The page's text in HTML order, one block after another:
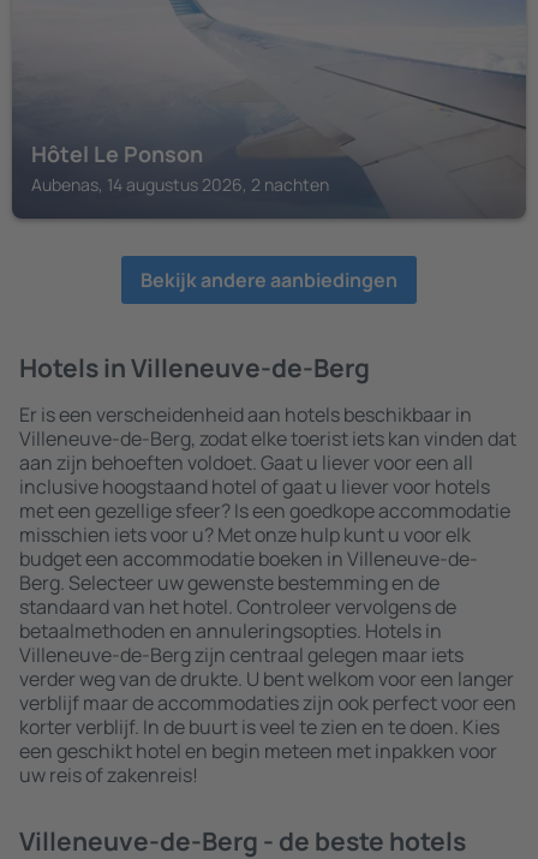
Hôtel Le Ponson
Aubenas, 14 augustus 2026, 2 nachten
Bekijk andere aanbiedingen
Hotels in Villeneuve-de-Berg
Er is een verscheidenheid aan hotels beschikbaar in
Villeneuve-de-Berg, zodat elke toerist iets kan vinden dat
aan zijn behoeften voldoet. Gaat u liever voor een all
inclusive hoogstaand hotel of gaat u liever voor hotels
met een gezellige sfeer? Is een goedkope accommodatie
misschien iets voor u? Met onze hulp kunt u voor elk
budget een accommodatie boeken in Villeneuve-de-
Berg. Selecteer uw gewenste bestemming en de
standaard van het hotel. Controleer vervolgens de
betaalmethoden en annuleringsopties. Hotels in
Villeneuve-de-Berg zijn centraal gelegen maar iets
verder weg van de drukte. U bent welkom voor een langer
verblijf maar de accommodaties zijn ook perfect voor een
korter verblijf. In de buurt is veel te zien en te doen. Kies
een geschikt hotel en begin meteen met inpakken voor
uw reis of zakenreis!
Villeneuve-de-Berg - de beste hotels